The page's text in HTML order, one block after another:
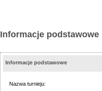
Informacje podstawowe
Informacje podstawowe
Nazwa turnieju: